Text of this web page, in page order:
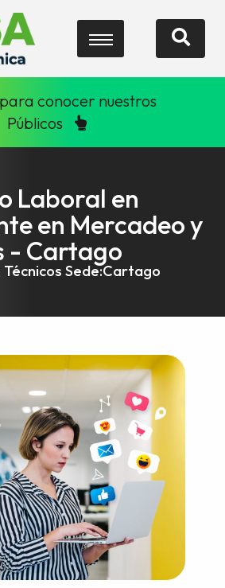
conocer nuestros
Públicos
Laboral en
en Mercadeo y
- Cartago
Sede:Cartago